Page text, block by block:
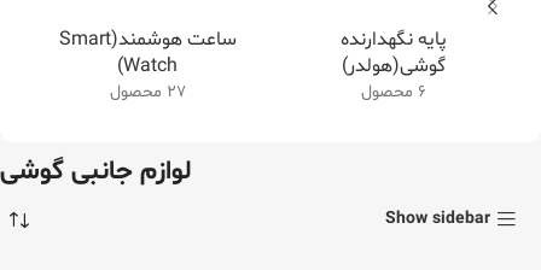
پایه نگهدارنده
گوشی(هولدر)
6 محصول
ساعت هوشمند(Smart
Watch)
27 محصول
لوازم جانبی گوشی
Show sidebar